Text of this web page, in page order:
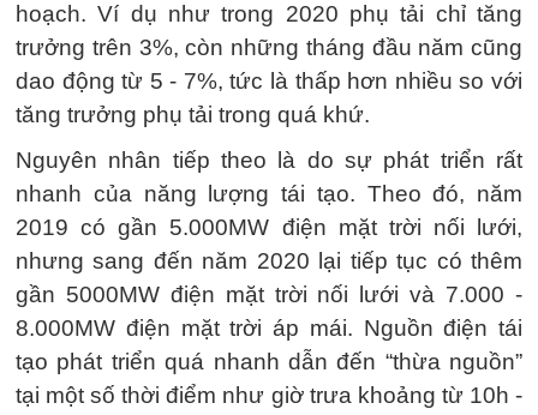
hoạch. Ví dụ như trong 2020 phụ tải chỉ tăng
trưởng trên 3%, còn những tháng đầu năm cũng
dao động từ 5 - 7%, tức là thấp hơn nhiều so với
tăng trưởng phụ tải trong quá khứ.
Nguyên nhân tiếp theo là do sự phát triển rất
nhanh của năng lượng tái tạo. Theo đó, năm
2019 có gần 5.000MW điện mặt trời nối lưới,
nhưng sang đến năm 2020 lại tiếp tục có thêm
gần 5000MW điện mặt trời nối lưới và 7.000 -
8.000MW điện mặt trời áp mái. Nguồn điện tái
tạo phát triển quá nhanh dẫn đến “thừa nguồn”
tại một số thời điểm như giờ trưa khoảng từ 10h -